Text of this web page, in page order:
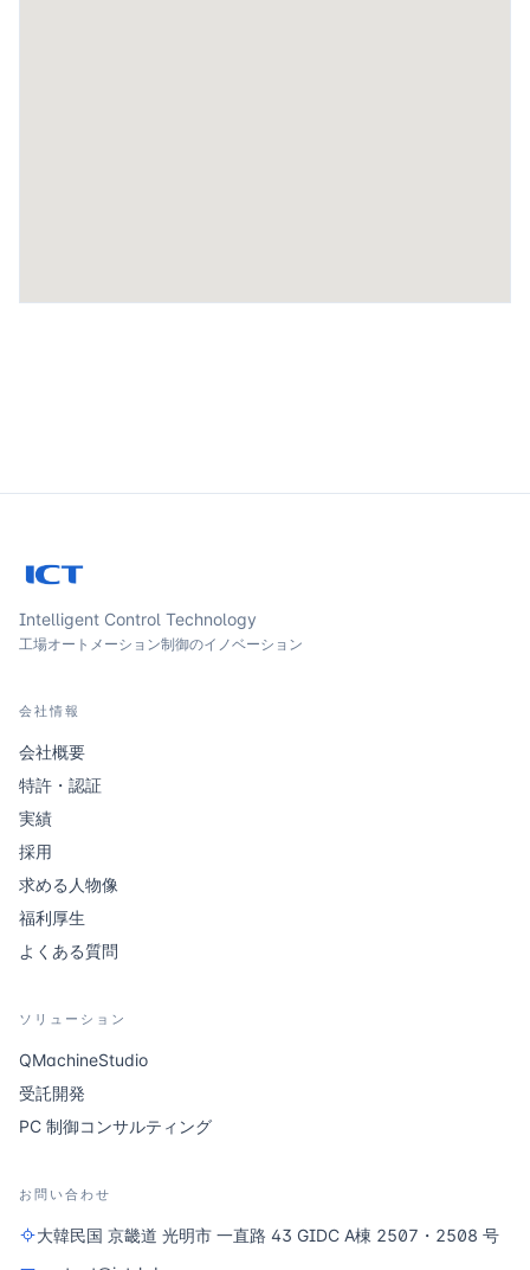
Intelligent Control Technology
工場オートメーション制御のイノベーション
会社情報
会社概要
特許・認証
実績
採用
求める人物像
福利厚生
よくある質問
ソリューション
QMachineStudio
受託開発
PC 制御コンサルティング
お問い合わせ
大韓民国 京畿道 光明市 一直路 43 GIDC A棟 2507・2508 号